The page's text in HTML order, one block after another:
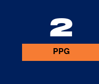
2
PPG